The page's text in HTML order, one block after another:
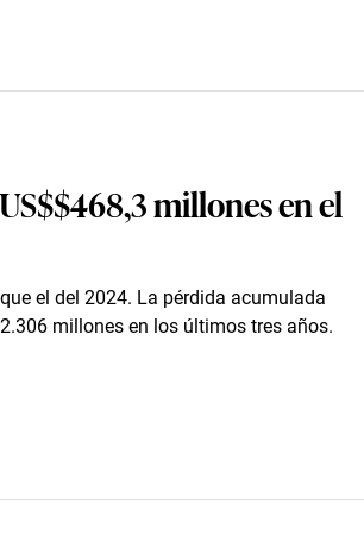
millones en el
el del 2024. La pérdida acumulada
millones en los últimos tres años.